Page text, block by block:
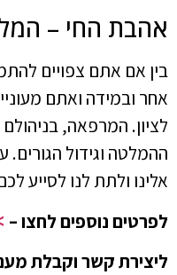
אהבת החי –
בין אם אתם צפויים
אחר ובמידה ואתם
לציון. המרפאה,
ההמלטה וגידול
אלינו ולתת לנו לסייע
לפרטים נוספים לחצו –
ליצירת קשר וקבלת